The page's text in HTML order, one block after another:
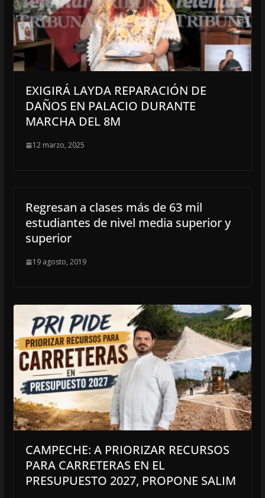
EXIGIRÁ LAYDA REPARACIÓN DE
DAÑOS EN PALACIO DURANTE
MARCHA DEL 8M
12 marzo, 2025
Regresan a clases más de 63 mil
estudiantes de nivel media superior y
superior
19 agosto, 2019
CAMPECHE: A PRIORIZAR RECURSOS
PARA CARRETERAS EN EL
PRESUPUESTO 2027, PROPONE SALIM